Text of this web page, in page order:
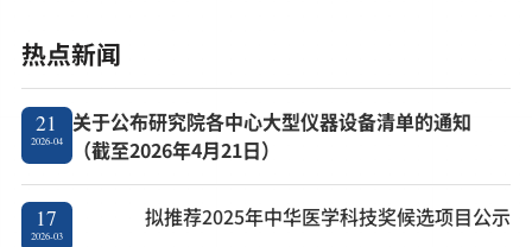
热点新闻
21
2026-04
关于公布研究院各中心大型仪器设备清单的通知
（截至2026年4月21日）
17
2026-03
拟推荐2025年中华医学科技奖候选项目公示